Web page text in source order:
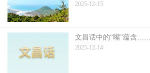
2025-12-15
文昌话中的“嘴”蕴含……
2025-12-14